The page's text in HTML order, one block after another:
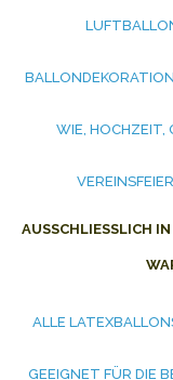
WIE, HOCHZEIT,
AUSSCHLIESSLICH IN
ALLE
EEIGNET FÜR DIE